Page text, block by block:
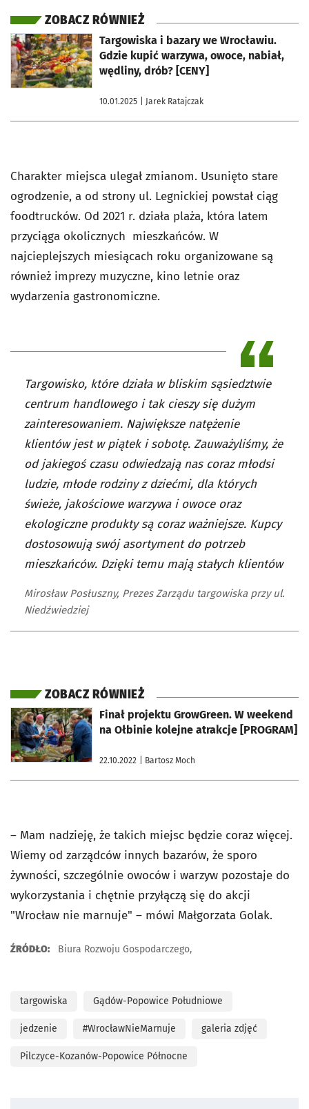
ZOBACZ RÓWNIEŻ
Targowiska i bazary we Wrocławiu.
Gdzie kupić warzywa, owoce, nabiał,
wędliny, drób? [CENY]
10.01.2025 | Jarek Ratajczak
otworzy się w nowej karcie
Charakter miejsca ulegał zmianom. Usunięto stare
ogrodzenie, a od strony ul. Legnickiej powstał ciąg
foodtrucków. Od 2021 r. działa plaża, która latem
przyciąga okolicznych mieszkańców. W
najcieplejszych miesiącach roku organizowane są
również imprezy muzyczne, kino letnie oraz
wydarzenia gastronomiczne.
Targowisko, które działa w bliskim sąsiedztwie
centrum handlowego i tak cieszy się dużym
zainteresowaniem. Największe natężenie
klientów jest w piątek i sobotę. Zauważyliśmy, że
od jakiegoś czasu odwiedzają nas coraz młodsi
ludzie, młode rodziny z dziećmi, dla których
świeże, jakościowe warzywa i owoce oraz
ekologiczne produkty są coraz ważniejsze. Kupcy
dostosowują swój asortyment do potrzeb
mieszkańców. Dzięki temu mają stałych klientów
Mirosław Posłuszny, Prezes Zarządu targowiska przy ul.
Niedźwiedziej
ZOBACZ RÓWNIEŻ
Finał projektu GrowGreen. W weekend
na Ołbinie kolejne atrakcje [PROGRAM]
22.10.2022 | Bartosz Moch
otworzy się w nowej karcie
– Mam nadzieję, że takich miejsc będzie coraz więcej.
Wiemy od zarządców innych bazarów, że sporo
żywności, szczególnie owoców i warzyw pozostaje do
wykorzystania i chętnie przyłączą się do akcji
"Wrocław nie marnuje" – mówi Małgorzata Golak.
ŹRÓDŁO: Biura Rozwoju Gospodarczego,
targowiska Gądów-Popowice Południowe
jedzenie #WrocławNieMarnuje galeria zdjęć
Pilczyce-Kozanów-Popowice Północne